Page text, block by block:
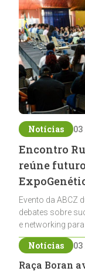
Notícias
Encontro
reúne
Evento da ABCZ
debates sobre
e networking
Notícias
Raça Boran